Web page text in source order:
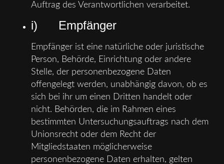
Auftrag des Verantwortlichen verarbeitet.
i) Empfänger
Empfänger ist eine natürliche oder juristische
Person, Behörde, Einrichtung oder andere
Stelle, der personenbezogene Daten
offengelegt werden, unabhängig davon, ob es
sich bei ihr um einen Dritten handelt oder
nicht. Behörden, die im Rahmen eines
bestimmten Untersuchungsauftrags nach dem
Unionsrecht oder dem Recht der
Mitgliedstaaten möglicherweise
personenbezogene Daten erhalten, gelten